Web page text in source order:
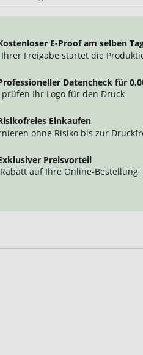
E-Proof am selben
Freigabe startet die
Datencheck für
Ihr Logo für den Druck
Einkaufen
ohne Risiko bis zur
Preisvorteil
auf Ihre Online-Bestellung